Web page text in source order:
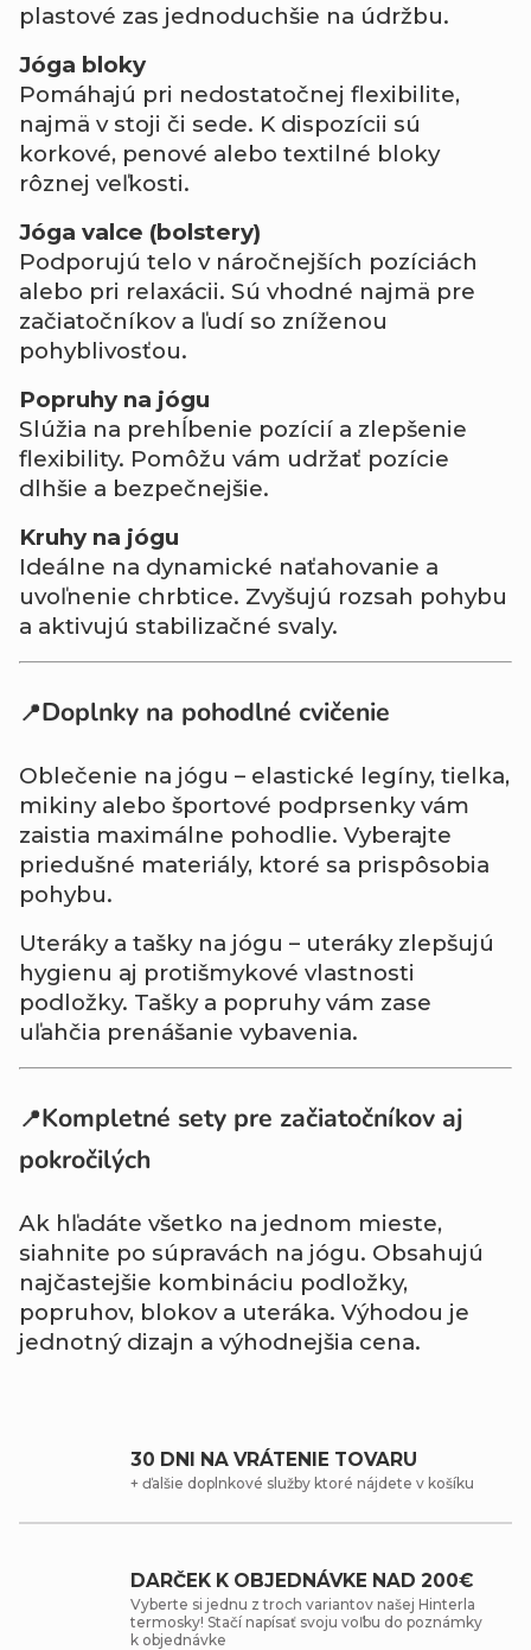
plastové zas jednoduchšie na údržbu.
Jóga bloky
Pomáhajú pri nedostatočnej flexibilite,
najmä v stoji či sede. K dispozícii sú
korkové, penové alebo textilné bloky
rôznej veľkosti.
Jóga valce (bolstery)
Podporujú telo v náročnejších pozíciách
alebo pri relaxácii. Sú vhodné najmä pre
začiatočníkov a ľudí so zníženou
pohyblivosťou.
Popruhy na jógu
Slúžia na prehĺbenie pozícií a zlepšenie
flexibility. Pomôžu vám udržať pozície
dlhšie a bezpečnejšie.
Kruhy na jógu
Ideálne na dynamické naťahovanie a
uvoľnenie chrbtice. Zvyšujú rozsah pohybu
a aktivujú stabilizačné svaly.
📍Doplnky na pohodlné cvičenie
Oblečenie na jógu – elastické legíny, tielka,
mikiny alebo športové podprsenky vám
zaistia maximálne pohodlie. Vyberajte
priedušné materiály, ktoré sa prispôsobia
pohybu.
Uteráky a tašky na jógu – uteráky zlepšujú
hygienu aj protišmykové vlastnosti
podložky. Tašky a popruhy vám zase
uľahčia prenášanie vybavenia.
📍Kompletné sety pre začiatočníkov aj
pokročilých
Ak hľadáte všetko na jednom mieste,
siahnite po súpravách na jógu. Obsahujú
najčastejšie kombináciu podložky,
popruhov, blokov a uteráka. Výhodou je
jednotný dizajn a výhodnejšia cena.
30 DNI NA VRÁTENIE TOVARU
+ ďalšie doplnkové služby ktoré nájdete v košíku
DARČEK K OBJEDNÁVKE NAD 200€
Vyberte si jednu z troch variantov našej Hinterla
termosky! Stačí napísať svoju voľbu do poznámky
k objednávke